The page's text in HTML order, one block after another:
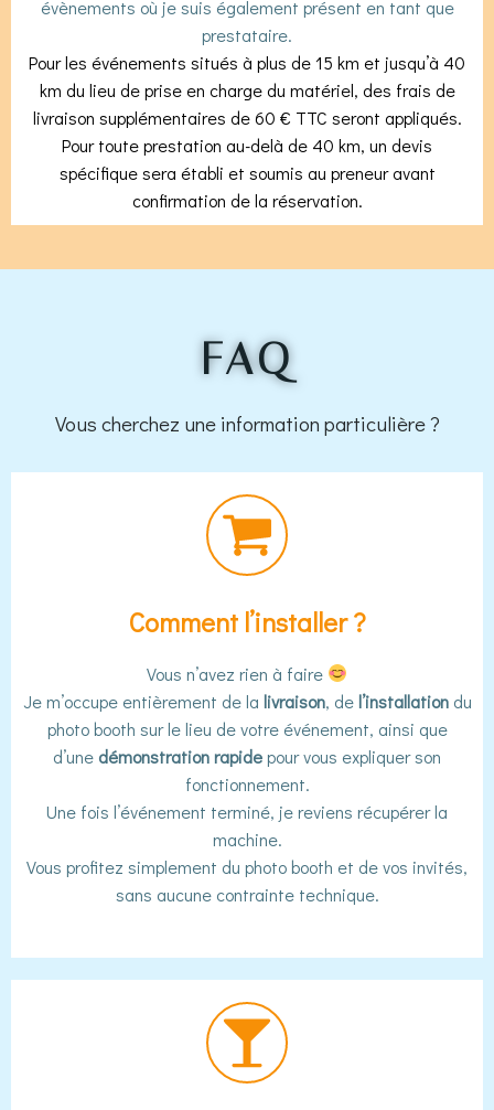
évènements où je suis également présent en tant que
prestataire.
Pour les événements situés à plus de 15 km et jusqu’à 40
km du lieu de prise en charge du matériel, des frais de
livraison supplémentaires de 60 € TTC seront appliqués.
Pour toute prestation au-delà de 40 km, un devis
spécifique sera établi et soumis au preneur avant
confirmation de la réservation.
FAQ
Vous cherchez une information particulière ?
Comment l’installer ?
Vous n’avez rien à faire
Je m’occupe entièrement de la livraison, del’installationdu
photo booth sur le lieu de votre événement, ainsi que
d’une démonstration rapidepour vous expliquer son
fonctionnement.
Une fois l’événement terminé, je reviens récupérer la
machine.
Vous profitez simplement du photo booth et de vos invités,
sans aucune contrainte technique.